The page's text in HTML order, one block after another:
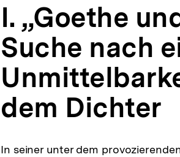
I. „Goethe
Suche nach
dem Dichter
In seiner unter dem